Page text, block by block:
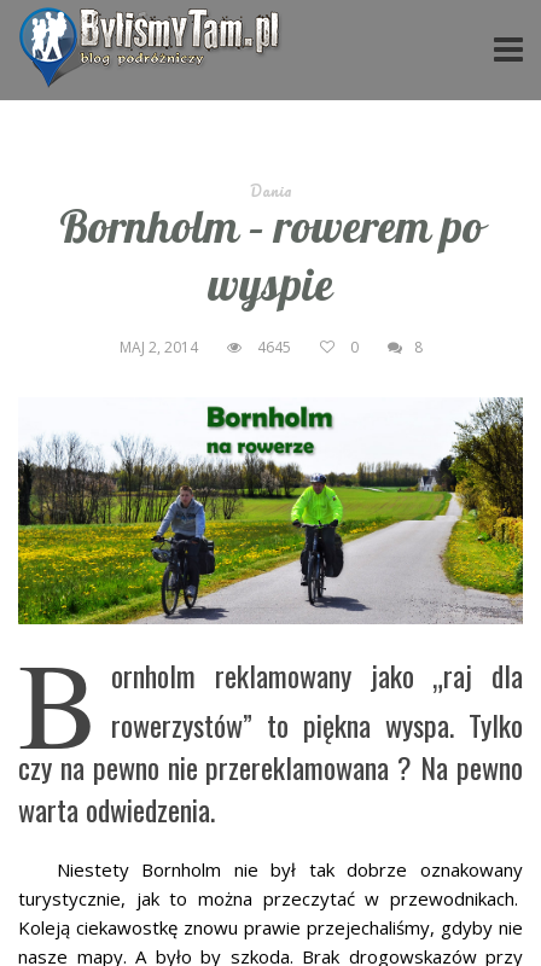
Dania
Bornholm – rowerem po
wyspie
MAJ 2, 2014 4645 0 8
B ornholm reklamowany jako „raj dla
rowerzystów” to piękna wyspa. Tylko
czy na pewno nie przereklamowana ? Na pewno
warta odwiedzenia.
Niestety Bornholm nie był tak dobrze oznakowany
turystycznie, jak to można przeczytać w przewodnikach.
Koleją ciekawostkę znowu prawie przejechaliśmy, gdyby nie
nasze mapy. A było by szkoda. Brak drogowskazów przy